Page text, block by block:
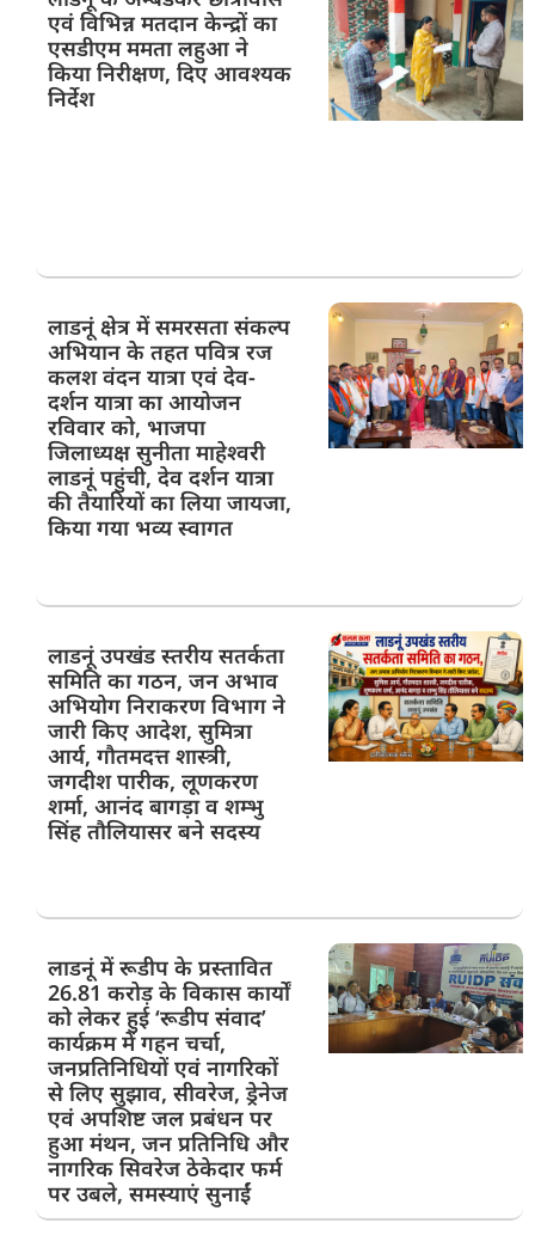
एवं विभिन्न मतदान केन्द्रों का
एसडीएम ममता लहुआ ने
किया निरीक्षण, दिए आवश्यक
निर्देश
लाडनूं क्षेत्र में समरसता संकल्प
अभियान के तहत पवित्र रज
कलश वंदन यात्रा एवं देव-
दर्शन यात्रा का आयोजन
रविवार को, भाजपा
जिलाध्यक्ष सुनीता माहेश्वरी
लाडनूं पहुंची, देव दर्शन यात्रा
की तैयारियों का लिया जायजा,
किया गया भव्य स्वागत
लाडनूं उपखंड स्तरीय सतर्कता
समिति का गठन, जन अभाव
अभियोग निराकरण विभाग ने
जारी किए आदेश, सुमित्रा
आर्य, गौतमदत्त शास्त्री,
जगदीश पारीक, लूणकरण
शर्मा, आनंद बागड़ा व शम्भु
सिंह तौलियासर बने सदस्य
लाडनूं में रूडीप के प्रस्तावित
26.81 करोड़ के विकास कार्यों
को लेकर हुई ‘रूडीप संवाद’
कार्यक्रम में गहन चर्चा,
जनप्रतिनिधियों एवं नागरिकों
से लिए सुझाव, सीवरेज, ड्रेनेज
एवं अपशिष्ट जल प्रबंधन पर
हुआ मंथन, जन प्रतिनिधि और
नागरिक सिवरेज ठेकेदार फर्म
पर उबले, समस्याएं सुनाईं